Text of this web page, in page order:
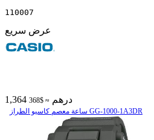
110007
عرض سريع
1,364 درهم ≈ $368
ساعة معصم کاسیو الطراز GG-1000-1A3DR